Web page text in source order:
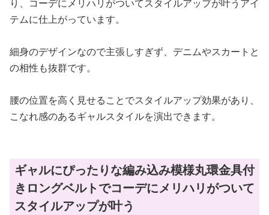
り、コーデにメリハリがついてスタイルアップが叶うアイ
テムに仕上がっています。
細身のデザインなので主張しすぎず、デニムやスカートと
の相性も抜群です。
腰の位置を高く見せることでスタイルアップ効果があり、
こなれ感のあるギャルスタイルを演出できます。
ギャルにぴったりな編み込み模様丸環金具付
きロングベルトでコーデにメリハリがついて
スタイルアップが叶う